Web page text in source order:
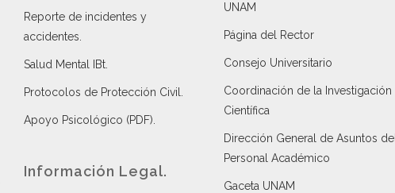
Reporte de incidentes y
accidentes
Salud Mental IBt
Protocolos de Protección Civil
Apoyo Psicológico (PDF)
Información Legal.
UNAM
Página del Rector
Consejo Universitario
Coordinación de la Investigación
Científica
Dirección General de Asuntos del
Personal Académico
Gaceta UNAM